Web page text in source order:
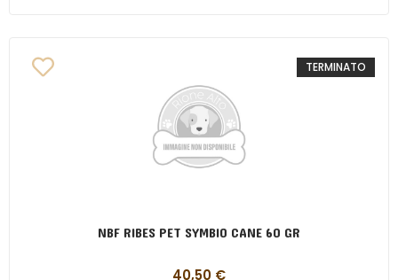
TERMINATO
NBF RIBES PET SYMBIO CANE 60 GR
40,50 €